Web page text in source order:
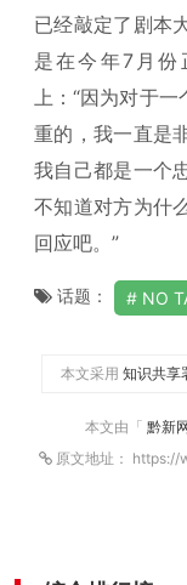
已经敲定了剧本
是在今年7月份
上：“因为对于
重的，我一直是
我自己都是一个
不知道对方为什
回应吧。”
话题： NO
本文采用 知识共享
本文由「 黔新
原文地址： https://